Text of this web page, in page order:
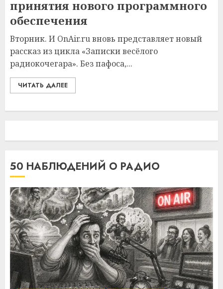
принятия нового программного
обеспечения
Вторник. И OnAir.ru вновь представляет новый
рассказ из цикла «Записки весёлого
радиокочегара». Без пафоса,...
ЧИТАТЬ ДАЛЕЕ
50 НАБЛЮДЕНИЙ О РАДИО